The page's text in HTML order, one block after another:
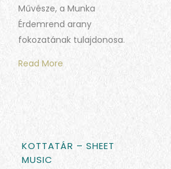
Művésze, a Munka
Érdemrend arany
fokozatának tulajdonosa.
Read More
KOTTATÁR – SHEET
MUSIC